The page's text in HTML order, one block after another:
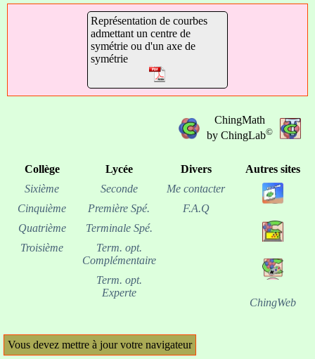
Représentation de courbes
admettant un centre de
symétrie ou d'un axe de
symétrie
ChingMath
by ChingLab©
Collège
Sixième
Cinquième
Quatrième
Troisième
Lycée
Seconde
Première Spé.
Terminale Spé.
Term. opt.
Complémentaire
Term. opt.
Experte
Divers
Me contacter
F.A.Q
Autres sites
ChingWeb
Vous devez mettre à jour votre navigateur